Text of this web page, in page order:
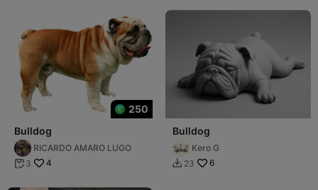
250
Bulldog
RICARDO AMARO LUGO
 3 4
Bulldog
Kero G
 23 6